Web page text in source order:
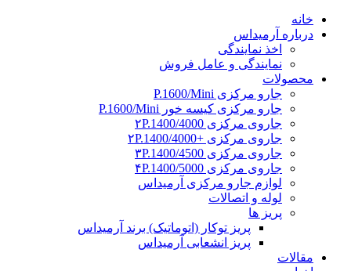
خانه
درباره آرمیداس
اخذ نمایندگی
نمایندگی و عامل فروش
محصولات
جارو مرکزی P.1600/Mini
جارو مرکزی کیسه خور P.1600/Mini
جاروی مرکزی ۲P.1400/4000
جاروی مرکزی +۲P.1400/4000
جاروی مرکزی ۳P.1400/4500
جاروی مرکزی ۴P.1400/5000
لوازم جارو مرکزی آرمیداس
لوله و اتصالات
پریز ها
پریز توکار (اتوماتیک) برند آرمیداس
پریز انشعابی آرمیداس
مقالات